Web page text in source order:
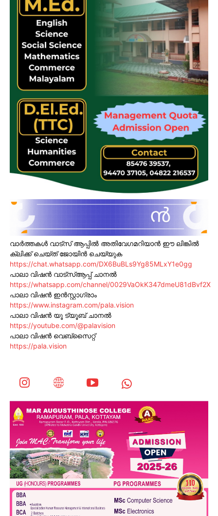
വാർത്തകൾ വാട്സ് ആപ്പിൽ അതിവേഗമറിയാൻ ഈ ലിങ്കിൽ
ക്ലിക്ക് ചെയ്ത് ജോയിൻ ചെയ്യുക
https://chat.whatsapp.com/DX6BuBLs9Yg85MLxY1e0gg
പാലാ വിഷൻ വാട്സ്ആപ്പ് ചാനൽ
https://whatsapp.com/channel/0029VaOkK347dmeU81dBvf2X
പാലാ വിഷൻ ഇൻസ്റ്റാഗ്രാം
https://www.instagram.com/pala.vision
പാലാ വിഷൻ യൂ ട്യൂബ് ചാനൽ
https://youtube.com/@palavision
പാലാ വിഷൻ വെബ്സൈറ്റ്
https://pala.vision